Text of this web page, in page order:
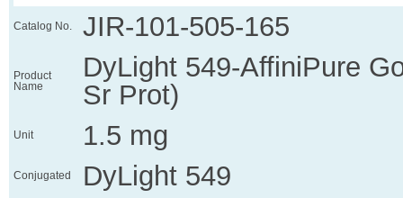
Catalog No. JIR-101-505-165
Product
Name
DyLight 549-AffiniPure
Sr Prot)
Unit 1.5 mg
Conjugated DyLight 549